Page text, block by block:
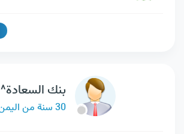
بنك السعادة^
30 سنة من اليمن